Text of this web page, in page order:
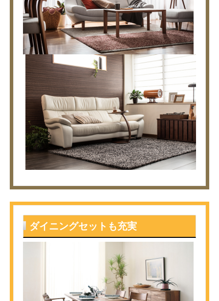
ダイニングセットも充実